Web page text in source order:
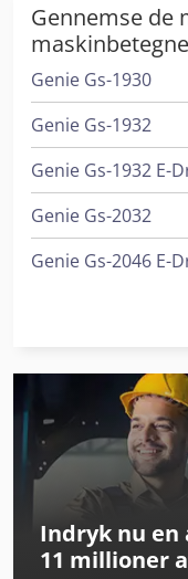
Gennemse
Genie Gs-1930
Genie Gs-1932
Genie Gs-1932 E-
Genie Gs-2032
Genie Gs-2046 E-
Genie Gs-2646 E-
Genie Gs-2669 Dc
Genie Gs-2669 Rt
Genie Gs-3246 E-
Indryk nu en
11 millioner